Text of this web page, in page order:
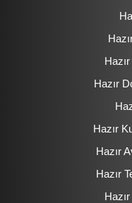
Hazır
Hazır
Hazır
Hazır